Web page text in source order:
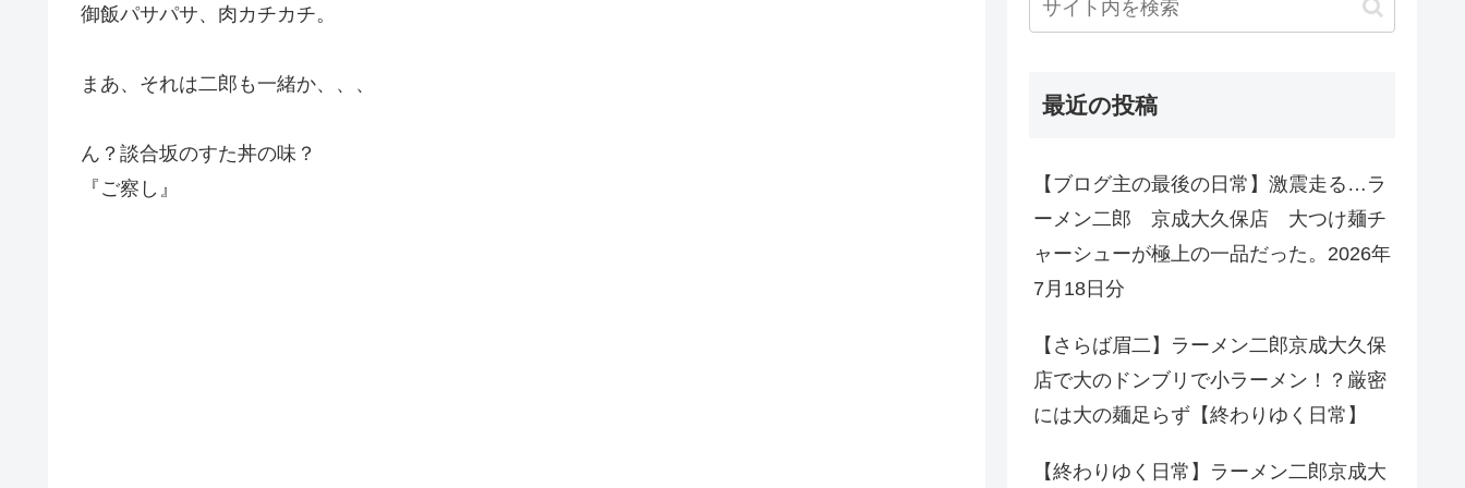
御飯パサパサ、肉カチカチ。
まあ、それは二郎も一緒か、、、
ん？談合坂のすた丼の味？
『ご察し』
最近の投稿
【ブログ主の最後の日常】激震走る…ラ
ーメン二郎 京成大久保店 大つけ麺チ
ャーシューが極上の一品だった。2026年
7月18日分
【さらば眉二】ラーメン二郎京成大久保
店で大のドンブリで小ラーメン！？厳密
には大の麺足らず【終わりゆく日常】
【終わりゆく日常】ラーメン二郎京成大